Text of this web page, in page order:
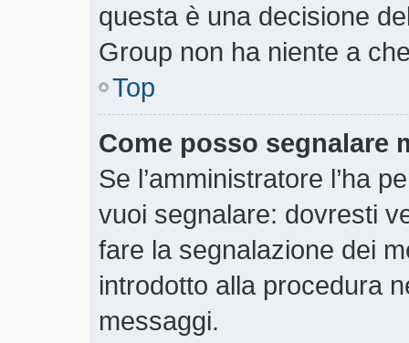
questa è una decisione
Group non ha niente a
Top
Come posso segnalare
Se l’amministratore l’ha
vuoi segnalare: dovresti
fare la segnalazione dei
introdotto alla procedura
messaggi.